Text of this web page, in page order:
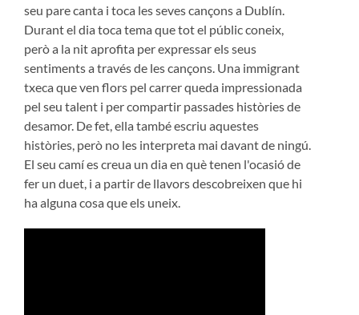
seu pare canta i toca les seves cançons a Dublín.
Durant el dia toca tema que tot el públic coneix,
però a la nit aprofita per expressar els seus
sentiments a través de les cançons. Una immigrant
txeca que ven flors pel carrer queda impressionada
pel seu talent i per compartir passades històries de
desamor. De fet, ella també escriu aquestes
històries, però no les interpreta mai davant de ningú.
El seu camí es creua un dia en què tenen l'ocasió de
fer un duet, i a partir de llavors descobreixen que hi
ha alguna cosa que els uneix.